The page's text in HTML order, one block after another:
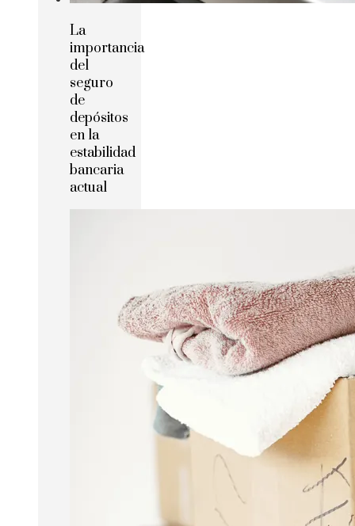
La
importancia
del
seguro
de
depósitos
en la
estabilidad
bancaria
actual